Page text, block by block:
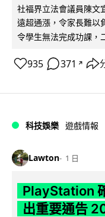
社福界立法會議員陳文
遠超通漲，令家長難以
令學生無法完成功課，
935 371 ↗
科技娛樂 遊戲情報
Lawton 1 日
PlayStation
出重要通告